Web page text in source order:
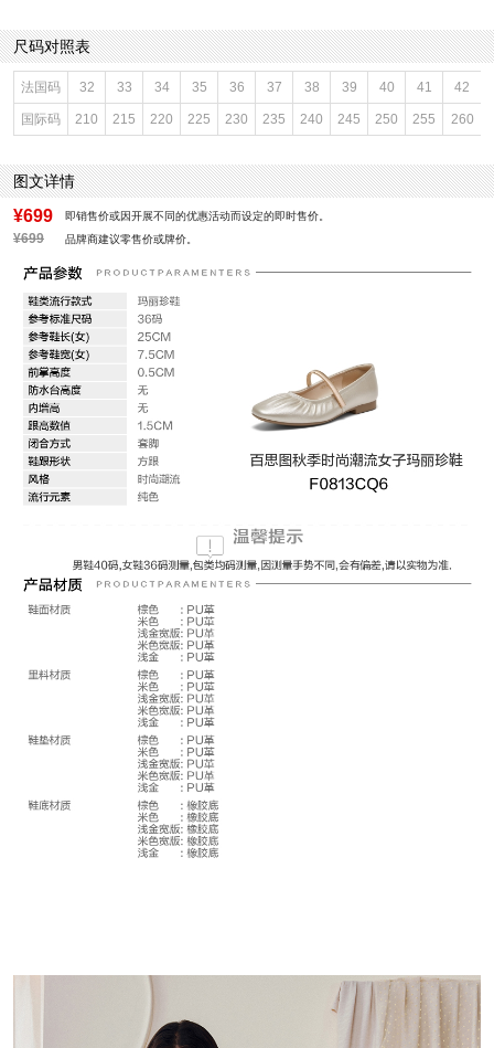
闭合方式：套脚
前掌高度：0.5CM
款式季节：秋季
配跟：无
鞋垫材质：PU革
鞋头款式：方头
鞋面材质：PU革
鞋面图案：纯色
参考鞋长(女)：25CM
适用人群：女子
性别：女子
皮质特征：无
里料材质：PU革
防水台高度：无
风格：时尚潮流
尺码对照表
法国码 32 33 34 35 36 37 38 39 40 41 42
国际码 210 215 220 225 230 235 240 245 250 255 260
图文详情
¥699 即销售价或因开展不同的优惠活动而设定的即时售价。
¥699 品牌商建议零售价或牌价。